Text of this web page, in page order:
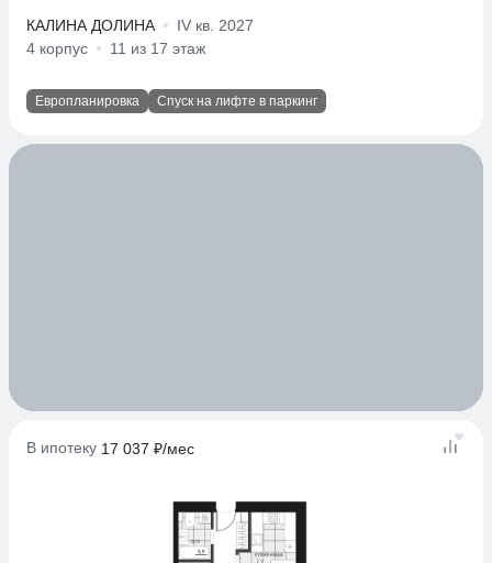
КАЛИНА ДОЛИНА
IV кв. 2027
4 корпус
11 из 17 этаж
Европланировка Спуск на лифте в паркинг
В ипотеку 17 037 ₽/мес